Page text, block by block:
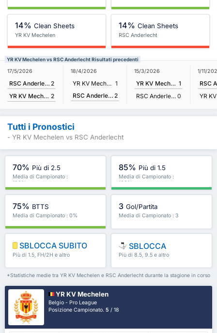
14% Clean Sheets
YR KV Mechelen
14% Clean Sheets
RSC Anderlecht
YR KV Mechelen vs RSC Anderlecht Risultati precedenti
17/5/2026
RSC Anderlecht 2
YR KV Mechelen 2
18/4/2026
YR KV Mechelen 1
RSC Anderlecht 2
15/3/2026
YR KV Mechelen 1
RSC Anderlecht 0
1/11/
Tutti i Pronostici
- YR KV Mechelen vs RSC Anderlecht
70% Più di 2.5
Media di Campionato :
100%
85% Più di 1.5
Media di Campionato :
100%
75% BTTS
Media di Campionato : 0%
3 Gol/Partita
Media di Campionato : 3
SBLOCCA SUBITO
Più di 1.5, FH/2H e altro
SBLOCCA
Più di 8.5, 9.5 e altro
*Statistiche medie tra YR KV Mechelen e RSC Anderlecht durante la stagione in corso
YR KV Mechelen
Belgio - Pro League
Posizione Campionato.5 / 18